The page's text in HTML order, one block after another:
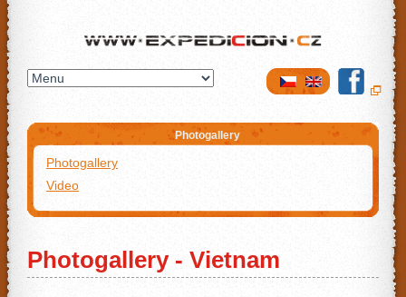
Expedicion.cz
Photogallery
Photogallery
Video
Photogallery - Vietnam